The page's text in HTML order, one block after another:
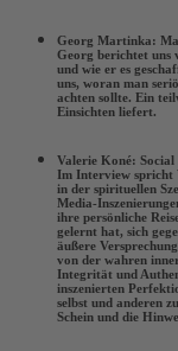
Georg Martinka:
Georg berichtet uns
und wie er es
uns, woran man
achten sollte. Ein
Einsichten liefert.
Valerie Koné: Social
Im Interview spricht
in der spirituellen
Media-
ihre persönliche
gelernt hat, sich
äußere
von der wahren
Integrität und
inszenierten
selbst und anderen
Schein und die